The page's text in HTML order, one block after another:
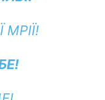
МРІЇ!